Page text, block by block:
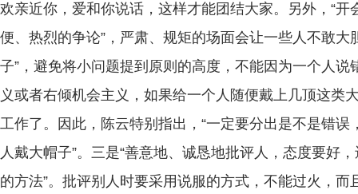
欢亲近你，爱和你说话，这样才能团结大家。另外，“开
便、热烈的争论”，严肃、规矩的场面会让一些人不敢大
子”，避免将小问题提到原则的高度，不能因为一个人说
义或者右倾机会主义，如果给一个人随便戴上几顶这类
工作了。因此，陈云特别指出，“一定要分出是不是错
人戴大帽子”。三是“善意地、诚恳地批评人，态度要好
的方法”。批评别人时要采用说服的方式，不能过火，